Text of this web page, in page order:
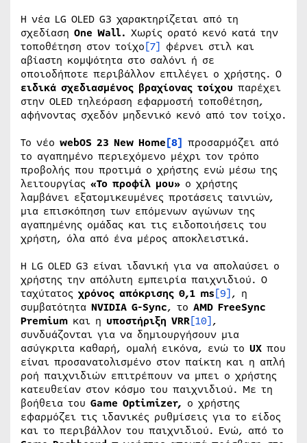
Η νέα LG OLED G3 χαρακτηρίζεται από τη
σχεδίαση One Wall. Χωρίς ορατό κενό κατά την
τοποθέτηση στον τοίχο[7] φέρνει στιλ και
αβίαστη κομψότητα στο σαλόνι ή σε
οποιοδήποτε περιβάλλον επιλέγει ο χρήστης. Ο
ειδικά σχεδιασμένος βραχίονας τοίχου παρέχει
στην OLED τηλεόραση εφαρμοστή τοποθέτηση,
αφήνοντας σχεδόν μηδενικό κενό από τον τοίχο.
Το νέο webOS 23 New Home[8] προσαρμόζει από
το αγαπημένο περιεχόμενο μέχρι τον τρόπο
προβολής που προτιμά ο χρήστης ενώ μέσω της
λειτουργίας «Το προφίλ μου» ο χρήστης
λαμβάνει εξατομικευμένες προτάσεις ταινιών,
μια επισκόπηση των επόμενων αγώνων της
αγαπημένης ομάδας και τις ειδοποιήσεις του
χρήστη, όλα από ένα μέρος αποκλειστικά.
Η LG OLED G3 είναι ιδανική για να απολαύσει ο
χρήστης την απόλυτη εμπειρία παιχνιδιού. Ο
ταχύτατος χρόνος απόκρισης 0,1 ms[9], η
συμβατότητα NVIDIA G-Sync, το AMD FreeSync
Premium και η υποστήριξη VRR[10],
συνδυάζονται για να δημιουργήσουν μια
ασύγκριτα καθαρή, ομαλή εικόνα, ενώ το UX που
είναι προσανατολισμένο στον παίκτη και η απλή
ροή παιχνιδιών επιτρέπουν να μπει ο χρήστης
κατευθείαν στον κόσμο του παιχνιδιού. Με τη
βοήθεια του Game Optimizer, ο χρήστης
εφαρμόζει τις ιδανικές ρυθμίσεις για το είδος
και το περιβάλλον του παιχνιδιού. Ενώ, από το